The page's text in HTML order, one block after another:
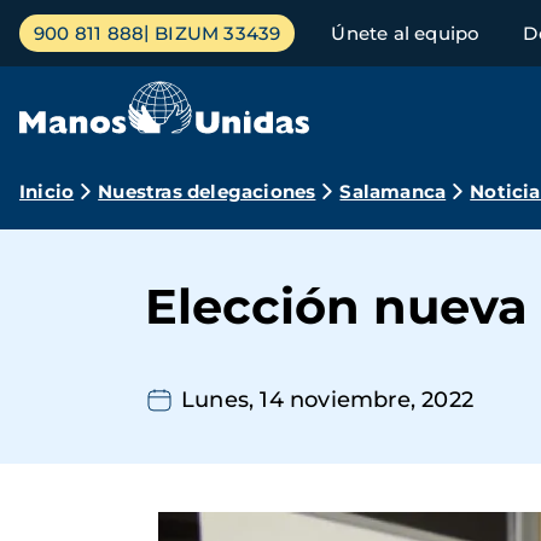
Pasar
contenido
Menú
principal
900 811 888 BIZUM 33439 Únete al equipo
Ruta
navegación
Inicio Nuestras delegaciones Salamanca
Elección
Lunes, 14 noviembre, 2022